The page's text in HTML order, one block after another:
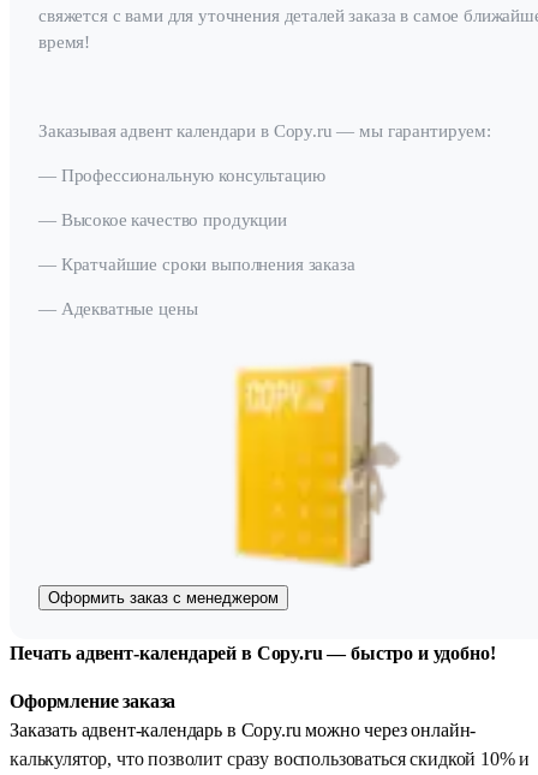
свяжется с вами для уточнения деталей заказа в самое
время!
Заказывая адвент календари в Copy.ru — мы гарантируем:
— Профессиональную консультацию
— Высокое качество продукции
— Кратчайшие сроки выполнения заказа
— Адекватные цены
Оформить заказ с менеджером
Печать адвент-календарей в Copy.ru — быстро и удобно!
Оформление заказа
Заказать адвент-календарь в Copy.ru можно через онлайн-
калькулятор, что позволит сразу воспользоваться скидкой 10% и